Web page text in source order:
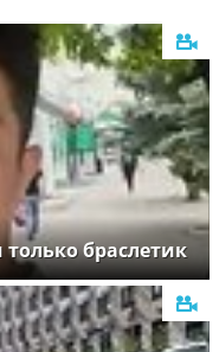
браслетик